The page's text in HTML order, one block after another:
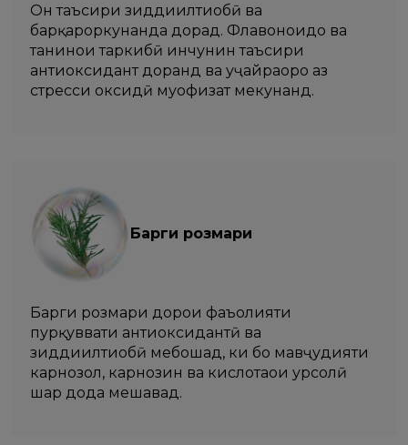
Он таъсири зиддиилтиҳобӣ ва
барқароркунанда дорад. Флавоноидҳо ва
танинҳои таркибӣ инчунин таъсири
антиоксидант доранд ва ҳуҷайраҳоро аз
стресси оксидӣ муҳофизат мекунанд.
Барги розмари
Барги розмари дорои фаъолияти
пурқуввати антиоксидантӣ ва
зиддиилтиҳобӣ мебошад, ки бо мавҷудияти
карнозол, карнозин ва кислотаҳои урсолӣ
шарҳ дода мешавад.